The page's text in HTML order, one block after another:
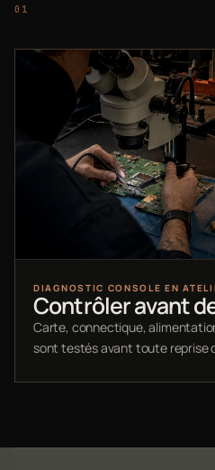
DIAGNOSTIC CONSOLE EN
Contrôler avant
Carte, connectique,
sont testés avant toute reprise